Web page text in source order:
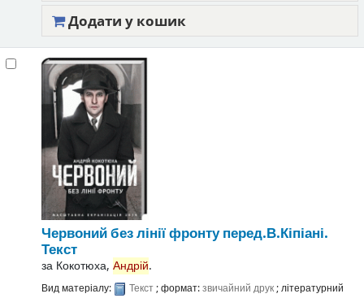
Додати у кошик
Червоний без лінії фронтуперед.В.Кіпіані.
Текст
за Кокотюха, Андрій.
Вид матеріалу: Текст; формат:звичайний друк; літературний